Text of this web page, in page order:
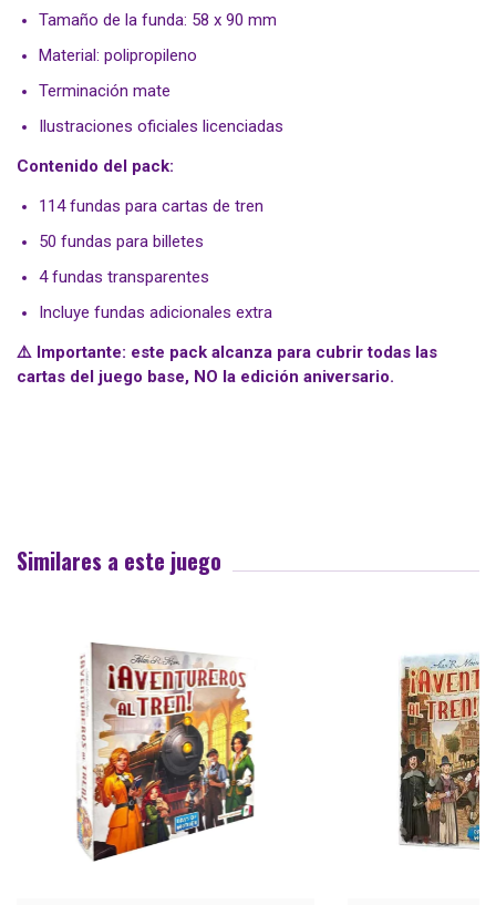
Tamaño de la funda: 58 x 90 mm
Material: polipropileno
Terminación mate
Ilustraciones oficiales licenciadas
Contenido del pack:
114 fundas para cartas de tren
50 fundas para billetes
4 fundas transparentes
Incluye fundas adicionales extra
⚠️ Importante: este pack alcanza para cubrir todas las
cartas del juego base, NO la edición aniversario.
Similares a este juego